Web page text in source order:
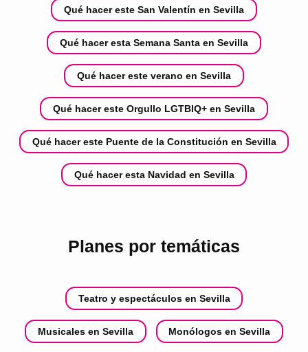
Qué hacer este San Valentín en Sevilla
Qué hacer esta Semana Santa en Sevilla
Qué hacer este verano en Sevilla
Qué hacer este Orgullo LGTBIQ+ en Sevilla
Qué hacer este Puente de la Constitución en Sevilla
Qué hacer esta Navidad en Sevilla
Planes por temáticas
Teatro y espectáculos en Sevilla
Musicales en Sevilla Monólogos en Sevilla